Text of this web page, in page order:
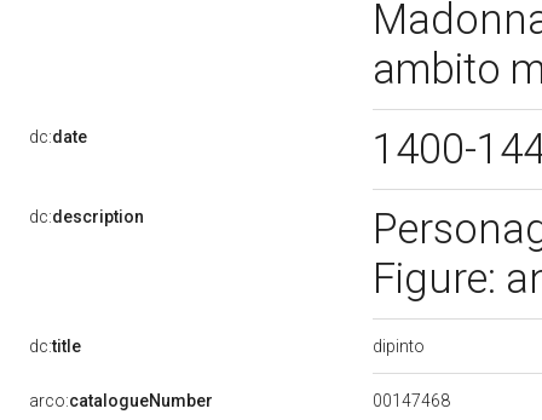
ambito
dc:date 1400-
dc:description
Figure:
dc:title dipinto
arco:catalogueNumber 00147468